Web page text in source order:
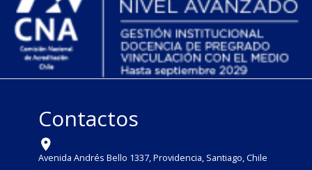
Contactos
Avenida Andrés Bello 1337, Providencia, Santiago, Chile